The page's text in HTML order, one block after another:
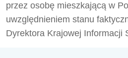
przez osobę mieszkającą w
uwzględnieniem stanu
Dyrektora Krajowej Informacji